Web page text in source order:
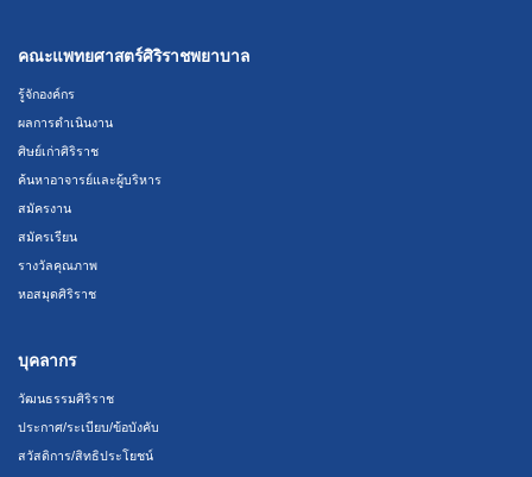
คณะแพทยศาสตร์ศิริราชพยาบาล
รู้จักองค์กร
ผลการดำเนินงาน
ศิษย์เก่าศิริราช
ค้นหาอาจารย์และผู้บริหาร
สมัครงาน
สมัครเรียน
รางวัลคุณภาพ
หอสมุดศิริราช
บุคลากร
วัฒนธรรมศิริราช
ประกาศ/ระเบียบ/ข้อบังคับ
สวัสดิการ/สิทธิประโยชน์